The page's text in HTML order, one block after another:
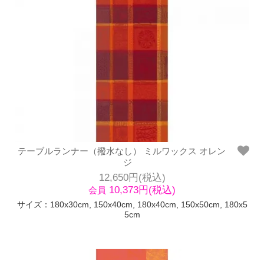
テーブルランナー（撥水なし） ミルワックス オレン
ジ
12,650円(税込)
会員 10,373円(税込)
サイズ：180x30cm, 150x40cm, 180x40cm, 150x50cm, 180x5
5cm